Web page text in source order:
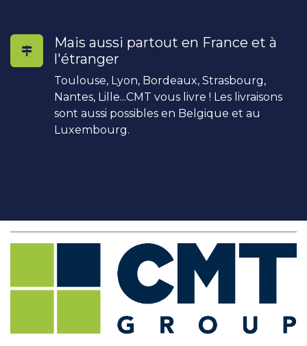
Mais aussi partout en France et à
l'étranger
Toulouse, Lyon, Bordeaux, Strasbourg,
Nantes, Lille...CMT vous livre ! Les livraisons
sont aussi possibles en Belgique et au
Luxembourg.